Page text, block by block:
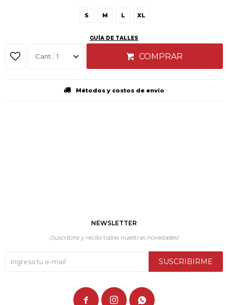
S M L XL
GUÍA DE TALLES
1 COMPRAR
Métodos y costos de envío
NEWSLETTER
¡Suscribite y recibí todas nuestras novedades!
SUSCRIBIRME
  